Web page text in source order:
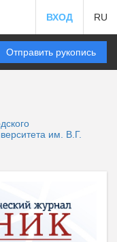
ВХОД RU
Отправить рукопись
им. В.Г.